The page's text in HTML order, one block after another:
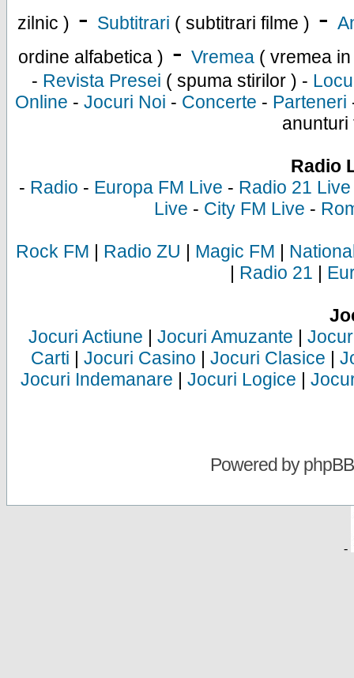
zilnic ) - Subtitrari ( subtitrari filme ) -
ordine alfabetica ) - Vremea ( vremea
- Revista Presei ( spuma stirilor ) -
Online - Jocuri Noi - Concerte - Parteneri
anunturi
Radio
- Radio - Europa FM Live - Radio 21 Live
Live - City FM Live -
Rock FM | Radio ZU | Magic FM |
| Radio 21 |
Jocuri Actiune | Jocuri Amuzante |
Carti | Jocuri Casino | Jocuri Clasice |
Jocuri Indemanare | Jocuri Logice |
Powered byphpBB
-